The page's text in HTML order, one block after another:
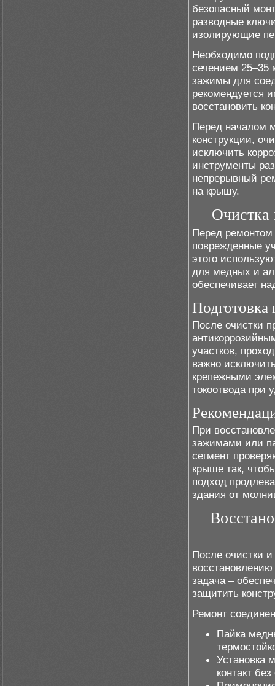
безопасный
разводные
изолирующие
Необходимо
сечением
зажимы для
рекомендуется
восстановить
Перед началом
конструкции,
исключить
инструменты
непрерывный
на крышу.
Очистка
Перед ремонтом
поврежденные
этого
для медных и
обеспечивает
Подготовка
После очистки
участков,
важно
крепежными
токоотвода при
При
зажимами или
сегмент
крыше так,
подход
здания от
После очистки и
задача –
защитить
Ремонт
Пайка
Установка
контакт